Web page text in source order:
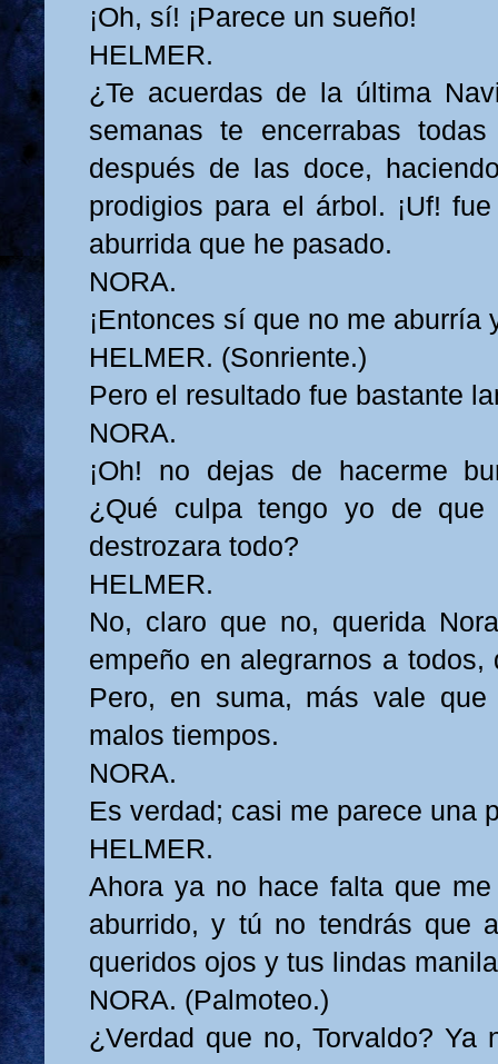
¡Oh, sí! ¡Parece un sueño!
HELMER.
¿Te acuerdas de la última
semanas te encerrabas
después de las doce,
prodigios para el árbol. ¡Uf!
aburrida que he pasado.
NORA.
¡Entonces sí que no me aburría
HELMER. (Sonriente.)
Pero el resultado fue bastante
NORA.
¡Oh! no dejas de hacerme
¿Qué culpa tengo yo de
destrozara todo?
HELMER.
No, claro que no, querida
empeño en alegrarnos a
Pero, en suma, más vale
malos tiempos.
NORA.
Es verdad; casi me parece una
HELMER.
Ahora ya no hace falta que
aburrido, y tú no tendrás que
queridos ojos y tus lindas
NORA. (Palmoteo.)
¿Verdad que no, Torvaldo? Ya